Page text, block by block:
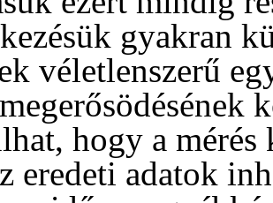
gyakran
véletlenszerű
hogy a
eredeti adatok